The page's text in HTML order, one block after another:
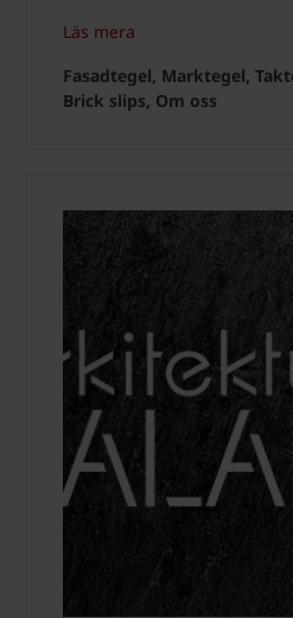
Läs mera
Fasadtegel, Marktegel,
Brick slips, Om oss